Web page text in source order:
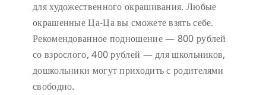
для художественного окрашивания. Любые
окрашенные Ца-Ца вы сможете взять себе.
Рекомендованное подношение — 800 рублей
со взрослого, 400 рублей — для школьников,
дошкольники могут приходить с родителями
свободно.